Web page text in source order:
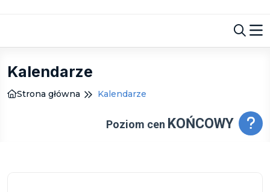
Kalendarze
Strona główna Kalendarze
Poziom cen KOŃCOWY